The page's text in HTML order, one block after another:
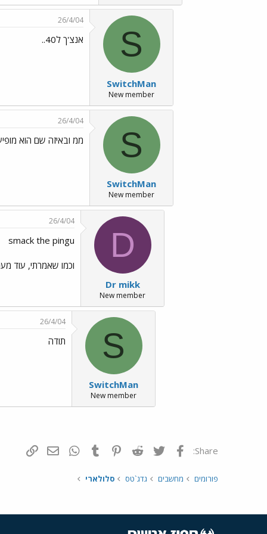
S
SwitchMan
New member
26/4/04
אנצ'ך ל40..
S
SwitchMan
New member
26/4/04
ממ ובאיזה שם הוא מופיע
D
Dr mikk
New member
26/4/04
smack the pingu
וכמו שאמרתי, עוד
S
SwitchMan
New member
26/4/04
תודה
Share: פייסבוק Twitter
Reddit
Pinterest
Tumblr
WhatsAppדואר אלקטרוני
פורומים מחשבים גדג`טס סלולארי